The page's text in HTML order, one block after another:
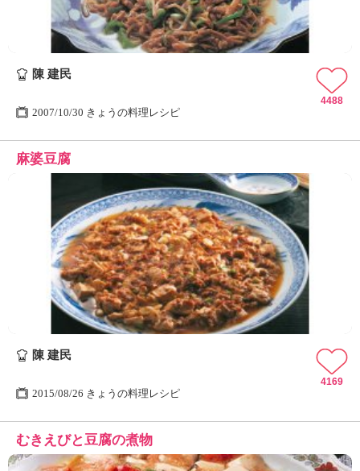
シ
ョ
ナ
ん
の
ょ
う
の
料
理
」
陳 建民
2007/10/30 きょうの料理レシピ
4488
麻婆豆腐
陳 建民
2015/08/26 きょうの料理レシピ
4169
むきえびと豆腐の煮物